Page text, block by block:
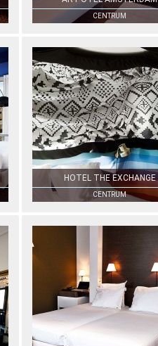
CENTRUM
HOTEL THE EXCHANGE
CENTRUM